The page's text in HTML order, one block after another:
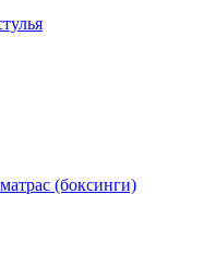
(боксинги)